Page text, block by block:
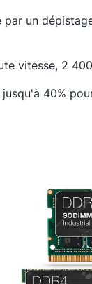
un
vitesse, 2
40%